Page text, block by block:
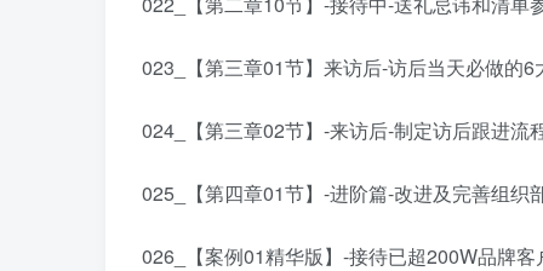
023_【第三章01节】来访后-访后当天必做的6
024_【第三章02节】-来访后-制定访后跟进流
025_【第四章01节】-进阶篇-改进及完善组织
026_【案例01精华版】-接待已超200W品牌客